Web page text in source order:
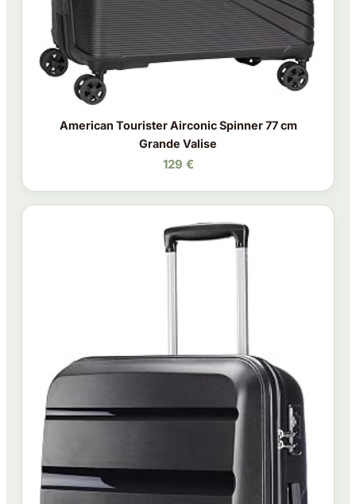
American Tourister Airconic Spinner 77 cm
Grande Valise
129 €